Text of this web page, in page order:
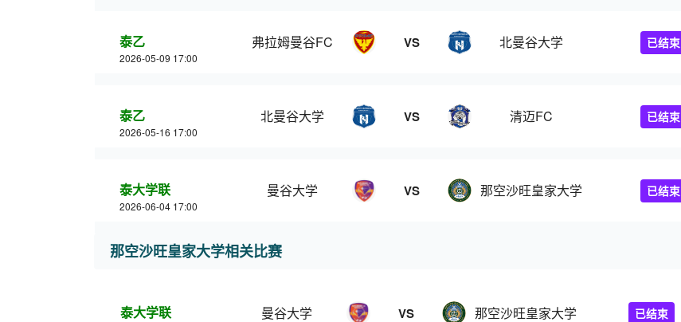
泰乙
2026-05-09 17:00
弗拉姆曼谷FC VS 北曼谷大学 已结束
泰乙
2026-05-16 17:00
北曼谷大学 VS 清迈FC 已结束
泰大学联
2026-06-04 17:00
曼谷大学 VS 那空沙旺皇家大学 已结束
那空沙旺皇家大学相关比赛
泰大学联 曼谷大学 VS 那空沙旺皇家大学 已结束